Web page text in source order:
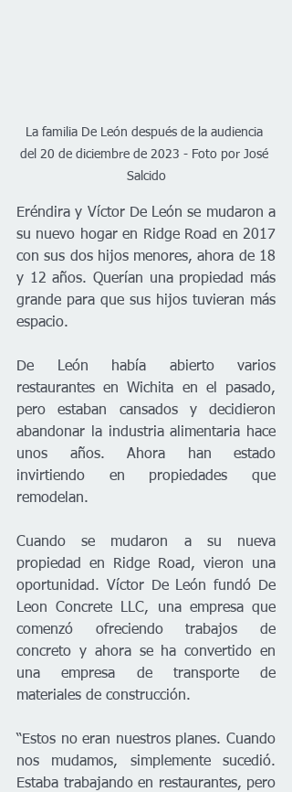
La familia De León después de la audiencia
del 20 de diciembre de 2023 - Foto por José
Salcido
Eréndira y Víctor De León se mudaron a
su nuevo hogar en Ridge Road en 2017
con sus dos hijos menores, ahora de 18
y 12 años. Querían una propiedad más
grande para que sus hijos tuvieran más
espacio.
De León había abierto varios
restaurantes en Wichita en el pasado,
pero estaban cansados y decidieron
abandonar la industria alimentaria hace
unos años. Ahora han estado
invirtiendo en propiedades que
remodelan.
Cuando se mudaron a su nueva
propiedad en Ridge Road, vieron una
oportunidad. Víctor De León fundó De
Leon Concrete LLC, una empresa que
comenzó ofreciendo trabajos de
concreto y ahora se ha convertido en
una empresa de transporte de
materiales de construcción.
“Estos no eran nuestros planes. Cuando
nos mudamos, simplemente sucedió.
Estaba trabajando en restaurantes, pero